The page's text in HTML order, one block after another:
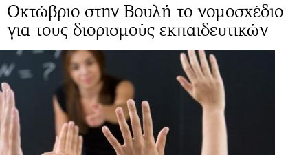
Οκτώβριο στην Βουλή το νομοσχέδιο
για τους διορισμούς εκπαιδευτικών